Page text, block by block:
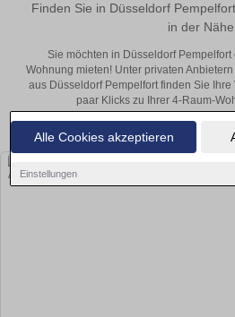
Alle Cookies akzeptieren
Einstellungen
Finden Sie in Düsseldorf
in der Nähe
Sie möchten in Düsseldorf
Wohnung mieten! Unter privaten
aus Düsseldorf Pempelfort finden Sie
paar Klicks zu Ihrer 4-Raum-
Aktuelle Wohnung